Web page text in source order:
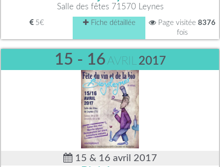
Salle des fêtes 71570 Leynes
5€ Fiche détaillée Page visitée 8376
fois
15 - 16 AVRIL 2017
15 & 16 avril 2017